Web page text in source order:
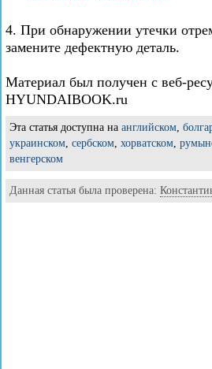
4. При обнаружении утечки
замените дефектную деталь.
Материал был получен с веб-
HYUNDAIBOOK.ru
Эта статья доступна на английском,
украинском, сербском, хорватском,
венгерском
Данная статья была проверена: